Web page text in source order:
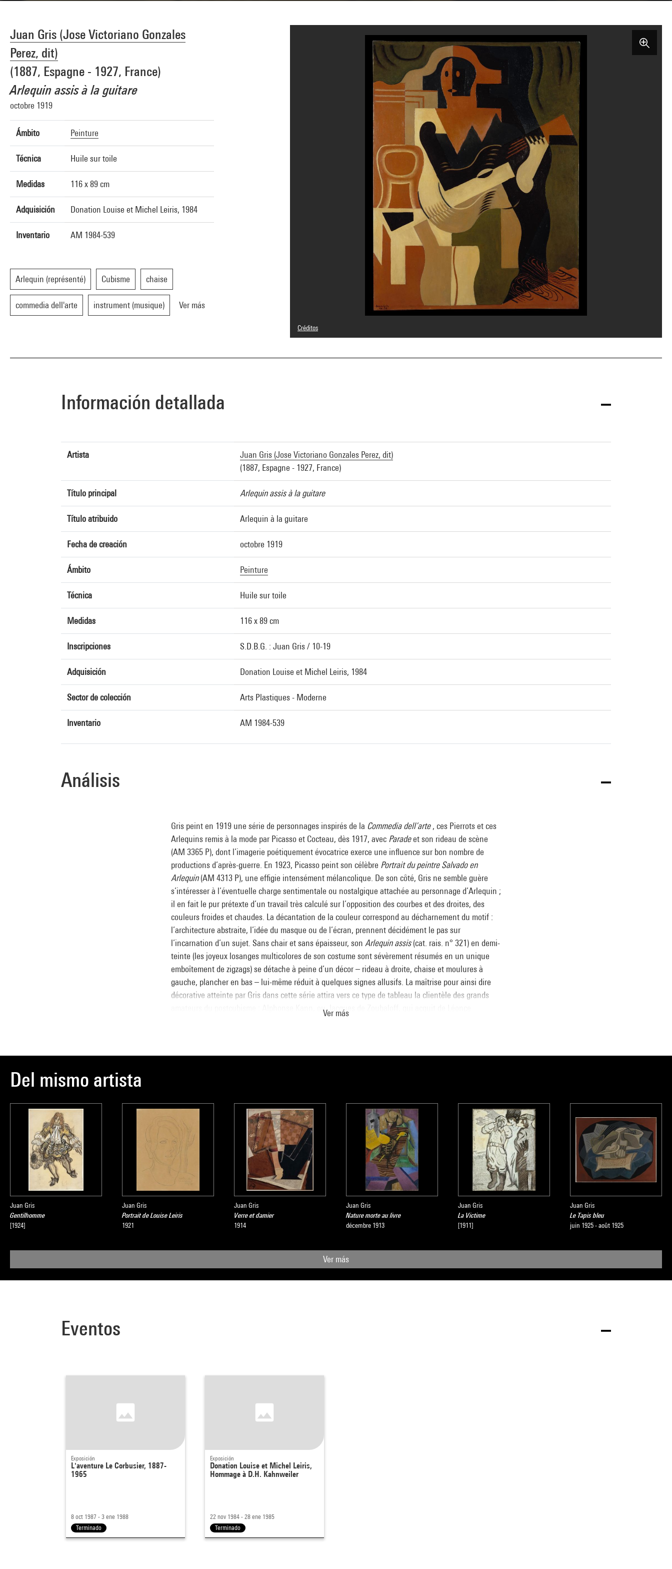
Juan Gris (Jose Victoriano Gonzales
Perez, dit)
(1887, Espagne - 1927, France)
Arlequin assis à la guitare
octobre 1919
Ámbito Peinture
Técnica Huile sur toile
Medidas 116 x 89 cm
Adquisición Donation Louise et Michel Leiris, 1984
Inventario AM 1984-539
Arlequin (représenté) Cubisme chaise
commedia dell'arte instrument (musique) Ver más
Créditos
Domaine public
Referencia de la imagen : 4R04446 [1998 CX 0524]
Información detallada
Artista
Juan Gris (Jose Victoriano Gonzales Perez, dit)
(1887, Espagne - 1927, France)
Título principal Arlequin assis à la guitare
Título atribuido Arlequin à la guitare
Fecha de creación octobre 1919
Ámbito Peinture
Técnica Huile sur toile
Medidas 116 x 89 cm
Inscripciones S.D.B.G. : Juan Gris / 10-19
Adquisición Donation Louise et Michel Leiris, 1984
Sector de colección Arts Plastiques - Moderne
Inventario AM 1984-539
Análisis
Gris peint en 1919 une série de personnages inspirés de la Commedia dell’arte, ces Pierrots et ces
Arlequins remis à la mode par Picasso et Cocteau, dès 1917, avec Paradeet son rideau de scène
(AM 3365 P), dont l’imagerie poétiquement évocatrice exerce une influence sur bon nombre de
productions d’après-guerre. En 1923, Picasso peint son célèbre Portrait du peintre Salvado en
Arlequin(AM 4313 P), une effigie intensément mélancolique. De son côté, Gris ne semble guère
s’intéresser à l’éventuelle charge sentimentale ou nostalgique attachée au personnage d’Arlequin ;
il en fait le pur prétexte d’un travail très calculé sur l’opposition des courbes et des droites, des
couleurs froides et chaudes. La décantation de la couleur correspond au décharnement du motif :
l’architecture abstraite, l’idée du masque ou de l’écran, prennent décidément le pas sur
l’incarnation d’un sujet. Sans chair et sans épaisseur, son Arlequin assis(cat. rais. n° 321) en demi-
teinte (les joyeux losanges multicolores de son costume sont sévèrement résumés en un unique
emboîtement de zigzags) se détache à peine d’un décor – rideau à droite, chaise et moulures à
gauche, plancher en bas – lui-même réduit à quelques signes allusifs. La maîtrise pour ainsi dire
décorative atteinte par Gris dans cette série attira vers ce type de tableau la clientèle des grands
amateurs du postcubisme : Alphonse Kann, ou Jacques de Zoubaloff, qui acquit de Léonce
direction de Brigitte Leal, Paris, Centre Pompidou, 2007
Ver más
Del mismo artista
Juan Gris
Gentilhomme
[1924]
Juan Gris
Portrait de Louise Leiris
1921
Juan Gris
Verre et damier
1914
Juan Gris
Nature morte au livre
décembre 1913
Juan Gris
La Victime
[1911]
Juan Gris
Le Tapis bleu
juin 1925 - août 1925
Ver más
Eventos
Exposición
L'aventure Le Corbusier, 1887-
1965
8 oct 1987 - 3 ene 1988
Terminado
Exposición
Donation Louise et Michel Leiris,
Hommage à D.H. Kahnweiler
22 nov 1984 - 28 ene 1985
Terminado